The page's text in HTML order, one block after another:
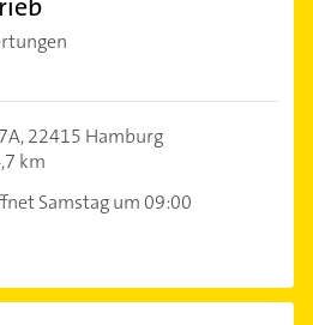
22415 Hamburg
km
Samstag um 09:00